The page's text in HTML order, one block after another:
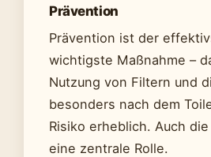
Prävention
Prävention ist der
wichtigste Maßnahme –
Nutzung von Filtern und
besonders nach dem
Risiko erheblich. Auch
eine zentrale Rolle.